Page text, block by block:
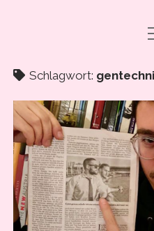
DRAMA
ABO &
EVENTS
Schlagwort: